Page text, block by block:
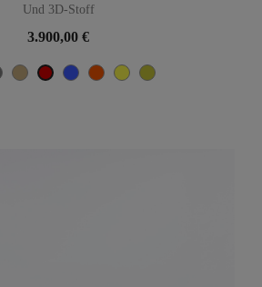
Und 3D-Stoff
3.900,00 €
GrauBeigeRot BlauOrangeGelbOlive